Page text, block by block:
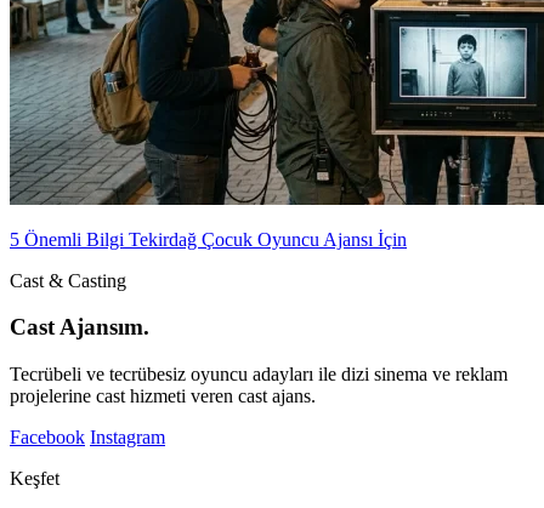
5 Önemli Bilgi Tekirdağ Çocuk Oyuncu Ajansı İçin
Cast & Casting
Cast Ajansım.
Tecrübeli ve tecrübesiz oyuncu adayları ile dizi sinema ve reklam
projelerine cast hizmeti veren cast ajans.
Facebook Instagram
Keşfet